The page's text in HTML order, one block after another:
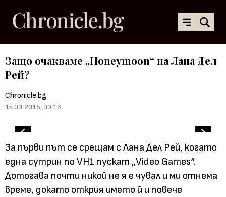
Защо очакваме „Honeymoon“ на Лана Дел
Рей?
Chronicle.bg
14.09.2015, 09:16
За първи път се срещам с Лана Дел Рей, когато
една сутрин по VH1 пускат „Video Games“.
Дотогава почти никой не я е чувал и ми отнема
време, докато открия името й и повече